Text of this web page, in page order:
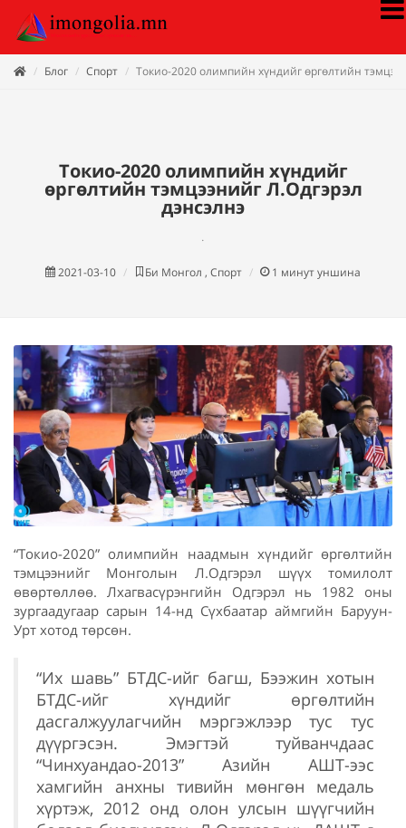
Блог Спорт Токио-2020 олимпийн хүндийг өргөлтийн
Токио-2020 олимпийн хүндийг
өргөлтийн тэмцээнийг Л.Одгэрэл
дэнсэлнэ
.
2021-03-10 Би Монгол , Спорт 1 минут уншина
“Токио-2020” олимпийн наадмын хүндийг өргөлтийн
тэмцээнийг Монголын Л.Одгэрэл шүүх томилолт
өвөртөллөө. Лхагвасүрэнгийн Одгэрэл нь 1982 оны
зургаадугаар сарын 14-нд Сүхбаатар аймгийн Баруун-
Урт хотод төрсөн.
“Их шавь” БТДС-ийг багш, Бээжин хотын
БТДС-ийг хүндийг өргөлтийн
дасгалжуулагчийн мэргэжлээр тус тус
дүүргэсэн. Эмэгтэй туйванчдаас
“Чинхуандао-2013” Азийн АШТ-ээс
хамгийн анхны тивийн мөнгөн медаль
хүртэж, 2012 онд олон улсын шүүгчийн